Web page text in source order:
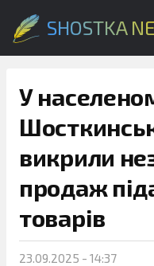
SHOSTKA
У
викрили
продаж
товарів
23.09.2025 - 14:37